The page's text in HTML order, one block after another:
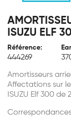
ISUZU ELF
Référence:
444269
Amortisseurs
Affectations sur
ISUZU Elf 300 de